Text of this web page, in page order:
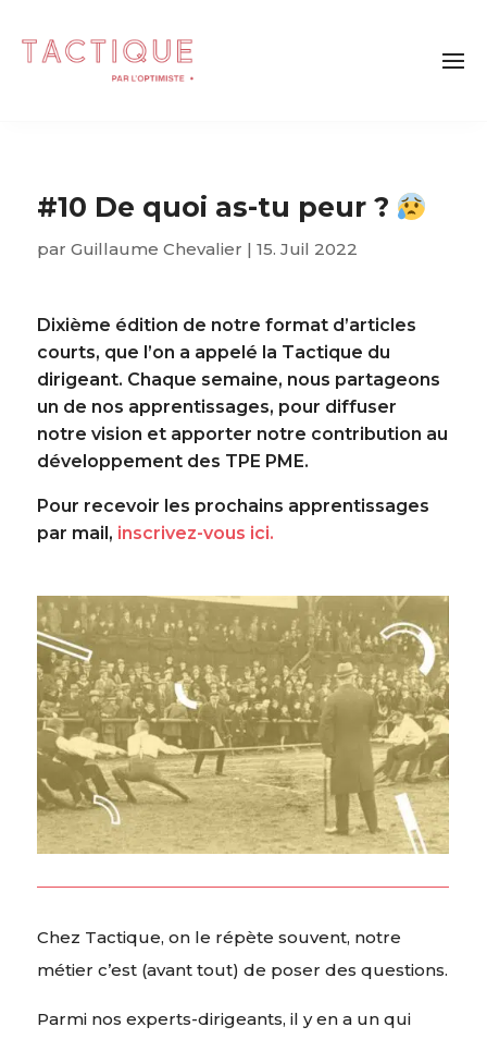
#10 De quoi as-tu peur ?
par Guillaume Chevalier | 15. Juil 2022
Dixième édition de notre format d’articles
courts, que l’on a appelé la Tactique du
dirigeant. Chaque semaine, nous partageons
un de nos apprentissages, pour diffuser
notre vision et apporter notre contribution au
développement des TPE PME.
Pour recevoir les prochains apprentissages
par mail, inscrivez-vous ici.
Chez Tactique, on le répète souvent, notre
métier c’est (avant tout) de poser des questions.
Parmi nos experts-dirigeants, il y en a un qui